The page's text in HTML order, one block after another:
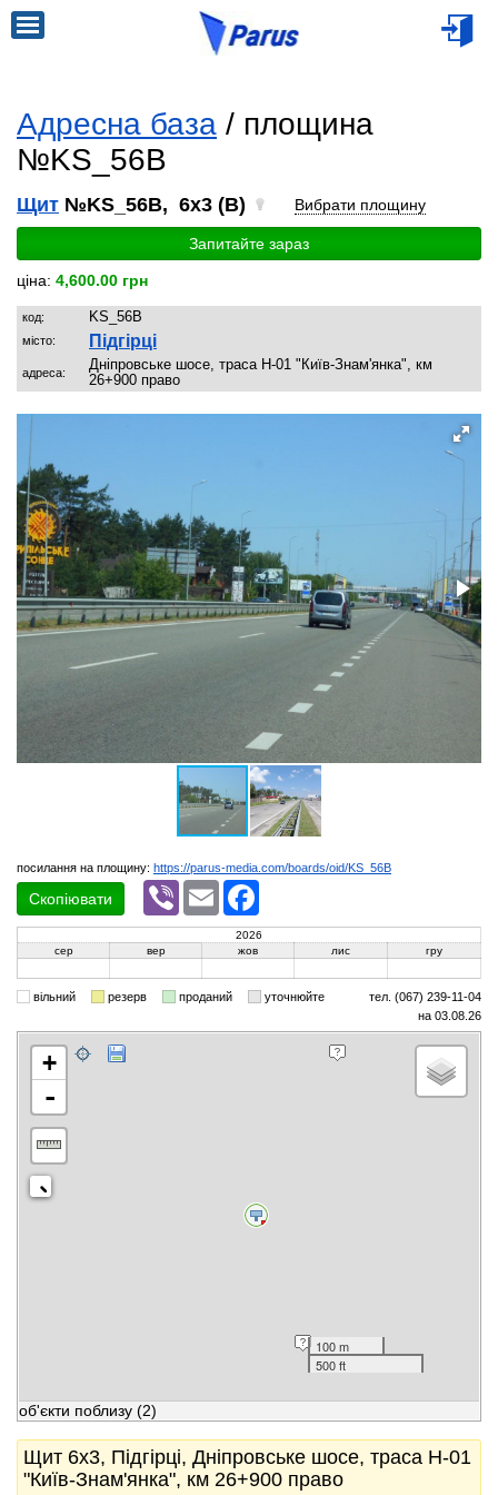
Адресна база / площина
№KS_56B
Щит №KS_56B, 6x3 (B) Вибрати площину
Запитайте зараз
ціна: 4,600.00 грн
код: KS_56B
місто: Підгірці
адреса:
Дніпровське шосе, траса Н-01 "Київ-Знам'янка", км
26+900 право
посилання на площину: https://parus-media.com/boards/oid/KS_56B
Скопіювати
Viber Email
2026
сер
вер жов лис гру
вільний резерв проданий уточнюйте
тел. (067) 239-11-04
на 03.08.26
+
-
100 m
500 ft
об'єкти поблизу (2)
Щит 6x3, Підгірці, Дніпровське шосе, траса Н-01
"Київ-Знам'янка", км 26+900 право